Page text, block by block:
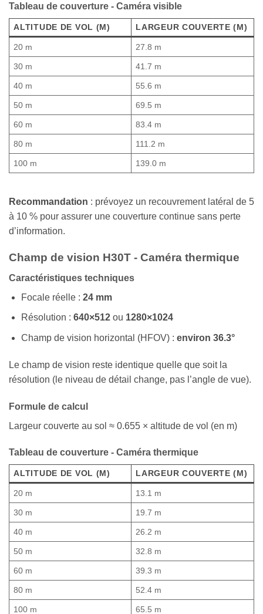
Tableau de couverture - Caméra visible
ALTITUDE DE VOL (M) LARGEUR COUVERTE (M)
20 m 27.8 m
30 m 41.7 m
40 m 55.6 m
50 m 69.5 m
60 m 83.4 m
80 m 111.2 m
100 m 139.0 m
Recommandation : prévoyez un recouvrement latéral de 5
à 10 % pour assurer une couverture continue sans perte
d’information.
Champ de vision H30T - Caméra thermique
Caractéristiques techniques
Focale réelle : 24 mm
Résolution : 640×512ou 1280×1024
Champ de vision horizontal (HFOV) : environ 36.3°
Le champ de vision reste identique quelle que soit la
résolution (le niveau de détail change, pas l’angle de vue).
Formule de calcul
Largeur couverte au sol ≈ 0.655 × altitude de vol (en m)
Tableau de couverture - Caméra thermique
ALTITUDE DE VOL (M) LARGEUR COUVERTE (M)
20 m 13.1 m
30 m 19.7 m
40 m 26.2 m
50 m 32.8 m
60 m 39.3 m
80 m 52.4 m
100 m 65.5 m